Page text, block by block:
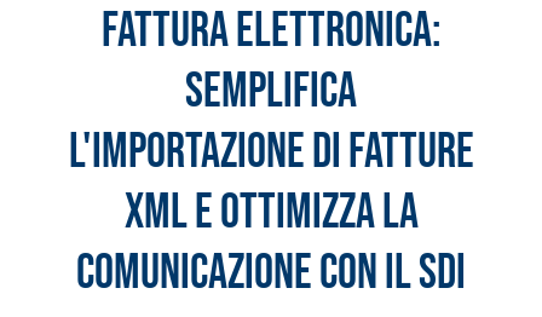
Fattura Elettronica:
semplifica
l'importazione di fatture
XML e ottimizza la
comunicazione con il SDI